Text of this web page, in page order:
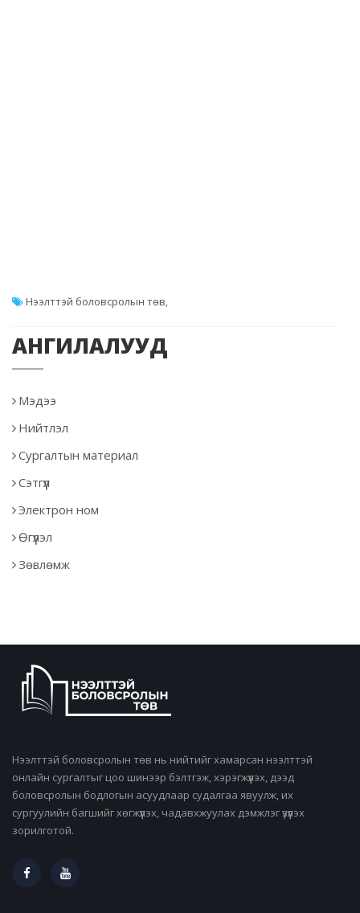
Нээлттэй боловсролын төв
АНГИЛАЛУУД
Мэдээ
Нийтлэл
Сургалтын материал
Сэтгүүл
Электрон ном
Өгүүлэл
Зөвлөмж
Нээлттэй боловсролын төв нь нийтийг хамарсан нээлттэй
онлайн сургалтыг цоо шинээр бэлтгэж, хэрэгжүүлэх, дээд
боловсролын бодлогын асуудлаар судалгаа явуулж, их
сургуулийн багшийг хөгжүүлэх, чадавхжуулах дэмжлэг үзүүлэх
зорилготой.